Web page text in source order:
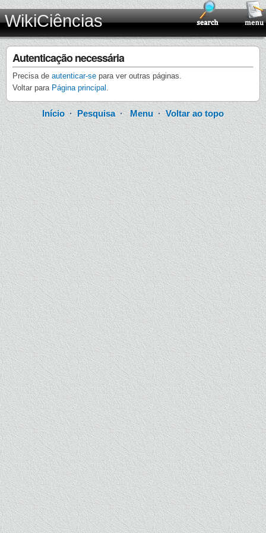
WikiCiências
Autenticação necessária
Precisa de autenticar-se para ver outras páginas.
Voltar para Página principal .
Início · Pesquisa·Menu ·Voltar ao topo